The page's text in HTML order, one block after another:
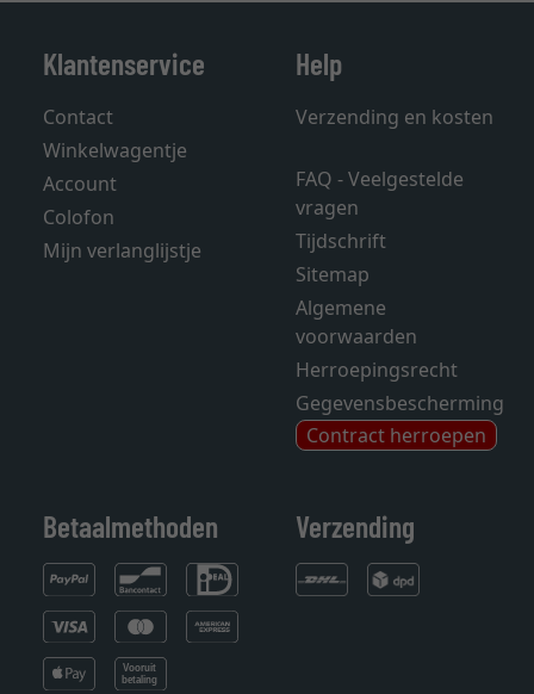
Klantenservice
Contact
Winkelwagentje
Account
Colofon
Mijn verlanglijstje
Help
Verzending en kosten
FAQ - Veelgestelde
vragen
Tijdschrift
Sitemap
Algemene
voorwaarden
Herroepingsrecht
Gegevensbescherming
Contract herroepen
Betaalmethoden Verzending